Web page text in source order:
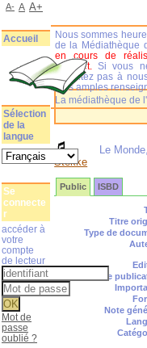
Le
Stekke
Public ISBD
Titre
Type de
Année de
Note
Nous sommes
de la Médiathèque
en cours de
complet.
Si vous
n'hésitez pas à
plus amples
La médiathèque de
A- A A+
Accueil
Sélection
de la
langue
Se
connecte
r
accéder à
votre
compte
de lecteur
Mot de
passe
oublié ?